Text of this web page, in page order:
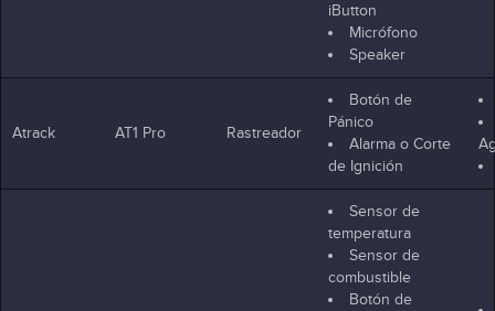
iButton
Micrófono
Speaker
Atrack AT1 Pro Rastreador
Botón de
Pánico
Alarma o Corte
de Ignición
Sensor de
temperatura
Sensor de
combustible
Botón de